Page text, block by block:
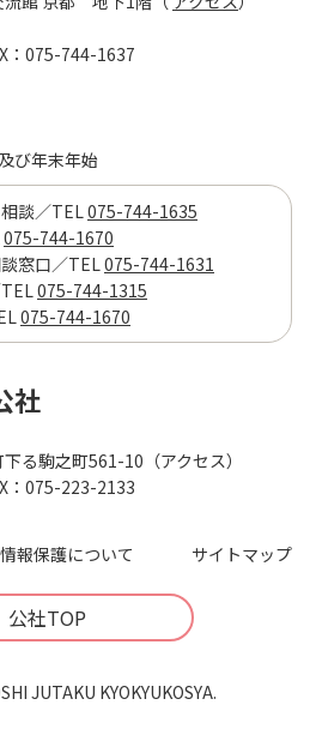
：075-744-1637
び年末年始
談／TEL075-744-1635
075-744-1670
窓口／TEL075-744-1631
075-744-1315
075-744-1670
社
る駒之町561-10（アクセス）
：075-223-2133
報保護について サイトマップ
公社TOP
JUTAKU KYOKYUKOSYA.